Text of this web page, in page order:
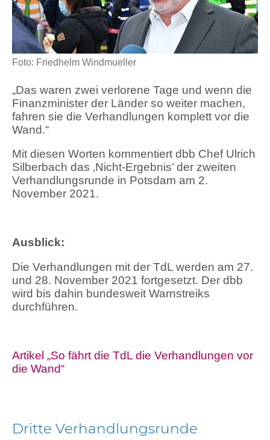
Foto: Friedhelm Windmueller
„Das waren zwei verlorene Tage und wenn die
Finanzminister der Länder so weiter machen,
fahren sie die Verhandlungen komplett vor die
Wand.“
Mit diesen Worten kommentiert dbb Chef Ulrich
Silberbach das ‚Nicht-Ergebnis’ der zweiten
Verhandlungsrunde in Potsdam am 2.
November 2021.
Ausblick:
Die Verhandlungen mit der TdL werden am 27.
und 28. November 2021 fortgesetzt. Der dbb
wird bis dahin bundesweit Warnstreiks
durchführen.
Artikel „So fährt die TdL die Verhandlungen vor
die Wand“
Dritte Verhandlungsrunde